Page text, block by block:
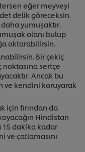
eğer meyveyi
delik göreceksin.
yumuşaktır.
olanı bulup
aktarabilirsin.
Bir çekiç
sertçe
Ancak bu
ve kendini koruyarak
için fırından da
Hindistan
15 dakika kadar
ve çatlamasını